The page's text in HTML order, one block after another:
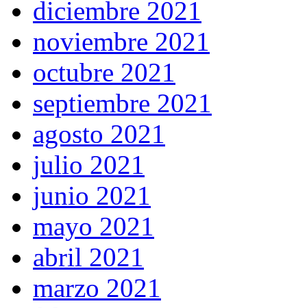
diciembre 2021
noviembre 2021
octubre 2021
septiembre 2021
agosto 2021
julio 2021
junio 2021
mayo 2021
abril 2021
marzo 2021